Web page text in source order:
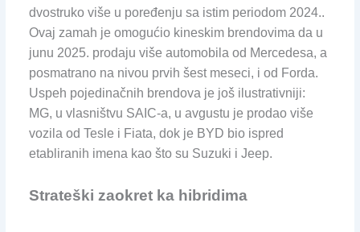
dvostruko više u poređenju sa istim periodom 2024..
Ovaj zamah je omogućio kineskim brendovima da u
junu 2025. prodaju više automobila od Mercedesa, a
posmatrano na nivou prvih šest meseci, i od Forda.
Uspeh pojedinačnih brendova je još ilustrativniji:
MG, u vlasništvu SAIC-a, u avgustu je prodao više
vozila od Tesle i Fiata, dok je BYD bio ispred
etabliranih imena kao što su Suzuki i Jeep.
Strateški zaokret ka hibridima